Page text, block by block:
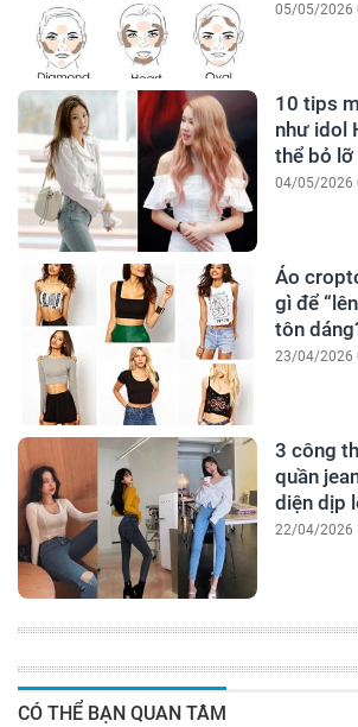
05/05/2026
10 tips
như idol
thể bỏ lỡ
04/05/2026
Áo
gì để
tôn
23/04/2026
3 công
quần
diện dịp
22/04/2026
CÓ THỂ BẠN QUAN TÂM